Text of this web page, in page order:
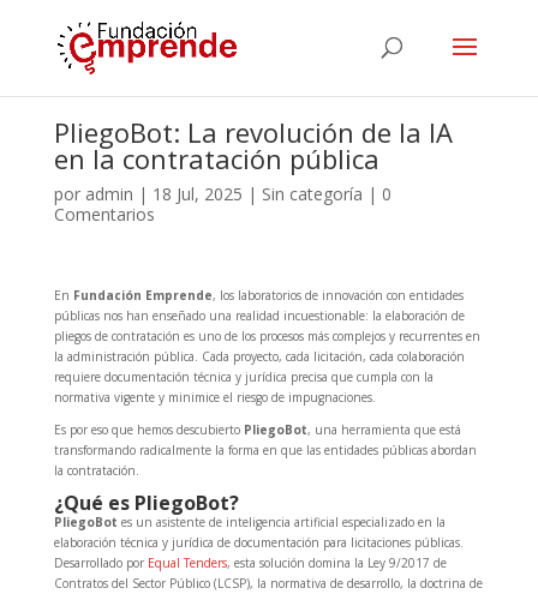
PliegoBot: La revolución de la IA
en la contratación pública
por admin | 18 Jul, 2025 | Sin categoría | 0
Comentarios
En Fundación Emprende, los laboratorios de innovación con entidades
públicas nos han enseñado una realidad incuestionable: la elaboración de
pliegos de contratación es uno de los procesos más complejos y recurrentes en
la administración pública. Cada proyecto, cada licitación, cada colaboración
requiere documentación técnica y jurídica precisa que cumpla con la
normativa vigente y minimice el riesgo de impugnaciones.
Es por eso que hemos descubierto PliegoBot, una herramienta que está
transformando radicalmente la forma en que las entidades públicas abordan
la contratación.
¿Qué es PliegoBot?
PliegoBot es un asistente de inteligencia artificial especializado en la
elaboración técnica y jurídica de documentación para licitaciones públicas.
Desarrollado por Equal Tenders, esta solución domina la Ley 9/2017 de
Contratos del Sector Público (LCSP), la normativa de desarrollo, la doctrina de